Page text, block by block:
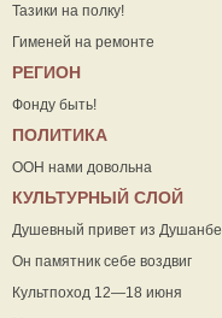
Тазики на полку!
Гименей на ремонте
РЕГИОН
Фонду быть!
ПОЛИТИКА
ООН нами довольна
КУЛЬТУРНЫЙ СЛОЙ
Душевный привет из Душанбе
Он памятник себе воздвиг
Культпоход 12—18 июня